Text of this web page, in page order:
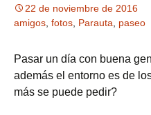
22 de noviembre de 2016
amigos fotos Parauta paseo
Pasar un día con buena
además el entorno es de
más se puede pedir?